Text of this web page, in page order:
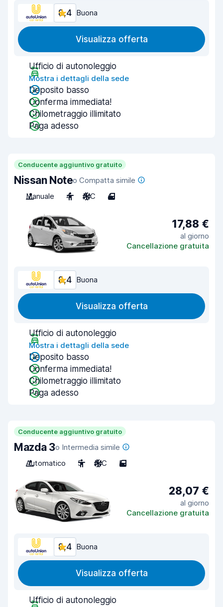
8,4 Buona
Visualizza offerta
Ufficio di autonoleggio
Mostra i dettagli della sede
Deposito basso
Conferma immediata!
Chilometraggio illimitato
Paga adesso
Conducente aggiuntivo gratuito
Nissan Noteo Compatta simile
Manuale
4 A/C 4
17,88 €
al giorno
Cancellazione gratuita
8,4 Buona
Visualizza offerta
Ufficio di autonoleggio
Mostra i dettagli della sede
Deposito basso
Conferma immediata!
Chilometraggio illimitato
Paga adesso
Conducente aggiuntivo gratuito
Mazda 3o Intermedia simile
Automatico
5 A/C 5
28,07 €
al giorno
Cancellazione gratuita
8,4 Buona
Visualizza offerta
Ufficio di autonoleggio